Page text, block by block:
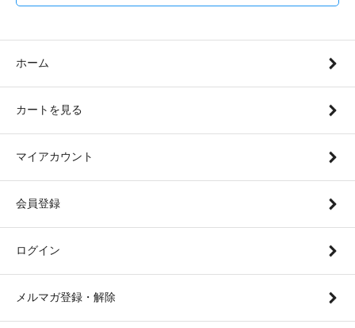
ホーム
カートを見る
マイアカウント
会員登録
ログイン
メルマガ登録・解除